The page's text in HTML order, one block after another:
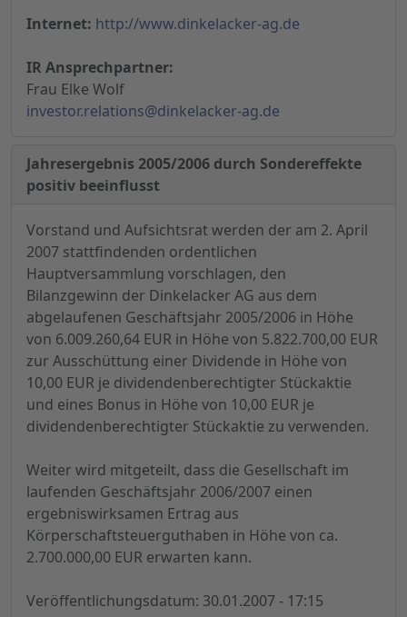
Internet: http://www.dinkelacker-ag.de
IR Ansprechpartner:
Frau Elke Wolf
investor.relations@dinkelacker-ag.de
Jahresergebnis 2005/2006 durch Sondereffekte
positiv beeinflusst
Vorstand und Aufsichtsrat werden der am 2. April
2007 stattfindenden ordentlichen
Hauptversammlung vorschlagen, den
Bilanzgewinn der Dinkelacker AG aus dem
abgelaufenen Geschäftsjahr 2005/2006 in Höhe
von 6.009.260,64 EUR in Höhe von 5.822.700,00 EUR
zur Ausschüttung einer Dividende in Höhe von
10,00 EUR je dividendenberechtigter Stückaktie
und eines Bonus in Höhe von 10,00 EUR je
dividendenberechtigter Stückaktie zu verwenden.
Weiter wird mitgeteilt, dass die Gesellschaft im
laufenden Geschäftsjahr 2006/2007 einen
ergebniswirksamen Ertrag aus
Körperschaftsteuerguthaben in Höhe von ca.
2.700.000,00 EUR erwarten kann.
Veröffentlichungsdatum: 30.01.2007 - 17:15